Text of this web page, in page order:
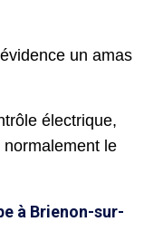
un amas
électrique,
normalement le
à Brienon-sur-